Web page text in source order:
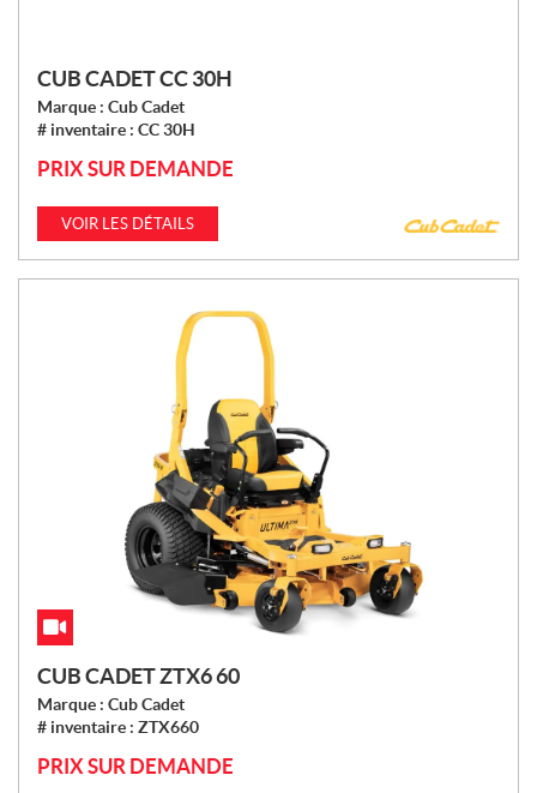
CUB CADET CC 30H
Marque : Cub Cadet
# inventaire : CC 30H
PRIX SUR DEMANDE
VOIR LES DÉTAILS
CUB CADET ZTX6 60
Marque : Cub Cadet
# inventaire : ZTX660
PRIX SUR DEMANDE